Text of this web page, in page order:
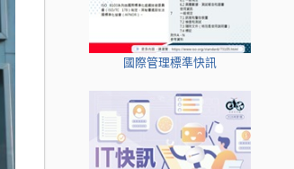
國際管理標準快訊